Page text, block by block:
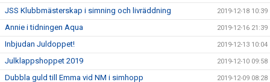
JSS Klubbmästerskap i simning och livräddning 2019-12-18 10:39
Annie i tidningen Aqua 2019-12-16 21:39
Inbjudan Juldoppet! 2019-12-13 10:04
Julklappshoppet 2019 2019-12-10 09:58
Dubbla guld till Emma vid NM i simhopp 2019-12-09 08:28